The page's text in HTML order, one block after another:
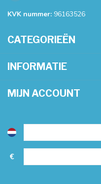
KVK nummer: 96163526
CATEGORIEËN
INFORMATIE
MIJN ACCOUNT
€